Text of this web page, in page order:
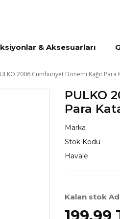
& Aksesuarları
2006 Cumhuriyet Dönemi Kağıt Para
PULKO
Para
Marka
Stok Kodu
Havale
Kalan stok